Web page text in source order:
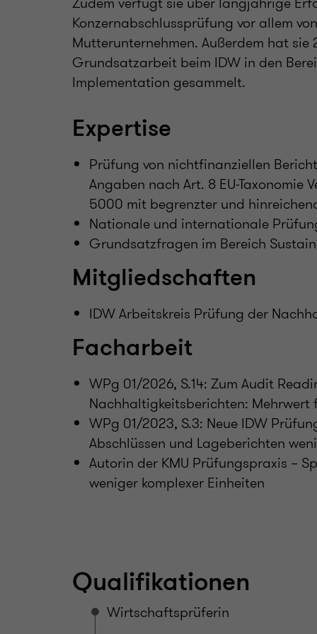
Konzernabschlussprüfung vor allem
Mutterunternehmen. Außerdem hat
Grundsatzarbeit beim IDW in den
Implementation gesammelt.
Expertise
Prüfung von nichtfinanziellen
Angaben nach Art. 8 EU-Taxonomie
5000 mit begrenzter und
Nationale und internationale
Grundsatzfragen im Bereich
Mitgliedschaften
IDW Arbeitskreis Prüfung der
Facharbeit
WPg 01/2026, S.14: Zum Audit
Nachhaltigkeitsberichten: Mehrwert
WPg 01/2023, S.3: Neue IDW
Abschlüssen und Lageberichten
Autorin der KMU Prüfungspraxis –
weniger komplexer Einheiten
Qualifikationen
Wirtschaftsprüferin